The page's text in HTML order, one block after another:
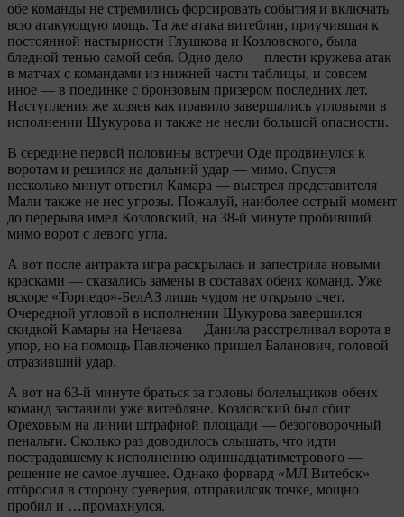
обе команды не стремились форсировать события и включать
всю атакующую мощь. Та же атака витеблян, приучившая к
постоянной настырности Глушкова и Козловского, была
бледной тенью самой себя. Одно дело — плести кружева атак
в матчах с командами из нижней части таблицы, и совсем
иное — в поединке с бронзовым призером последних лет.
Наступления же хозяев как правило завершались угловыми в
исполнении Шукурова и также не несли большой опасности.
В середине первой половины встречи Оде продвинулся к
воротам и решился на дальний удар — мимо. Спустя
несколько минут ответил Камара — выстрел представителя
Мали также не нес угрозы. Пожалуй, наиболее острый момент
до перерыва имел Козловский, на 38-й минуте пробивший
мимо ворот с левого угла.
А вот после антракта игра раскрылась и запестрила новыми
красками — сказались замены в составах обеих команд. Уже
вскоре «Торпедо»-БелАЗ лишь чудом не открыло счет.
Очередной угловой в исполнении Шукурова завершился
скидкой Камары на Нечаева — Данила расстреливал ворота в
упор, но на помощь Павлюченко пришел Баланович, головой
отразивший удар.
А вот на 63-й минуте браться за головы болельщиков обеих
команд заставили уже витебляне. Козловский был сбит
Ореховым на линии штрафной площади — безоговорочный
пенальти. Сколько раз доводилось слышать, что идти
пострадавшему к исполнению одиннадцатиметрового —
решение не самое лучшее. Однако форвард «МЛ Витебск»
отбросил в сторону суеверия, отправилсяк точке, мощно
пробил и …промахнулся.